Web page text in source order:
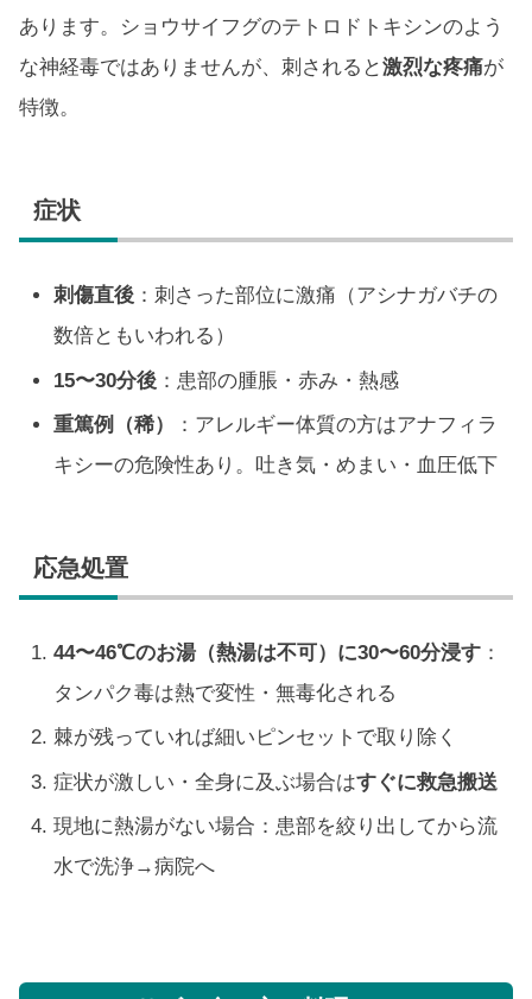
あります。ショウサイフグのテトロドトキシンのよう
な神経毒ではありませんが、刺されると激烈な疼痛が
特徴。
症状
刺傷直後 ：刺さった部位に激痛（アシナガバチの
数倍ともいわれる）
15〜30分後 ：患部の腫脹・赤み・熱感
重篤例（稀）
：アレルギー体質の方はアナフィラ
キシーの危険性あり。吐き気・めまい・血圧低下
応急処置
44〜46℃のお湯（熱湯は不可）に30〜60分浸す ：
タンパク毒は熱で変性・無毒化される
棘が残っていれば細いピンセットで取り除く
症状が激しい・全身に及ぶ場合はすぐに救急搬送
現地に熱湯がない場合：患部を絞り出してから流
水で洗浄→病院へ